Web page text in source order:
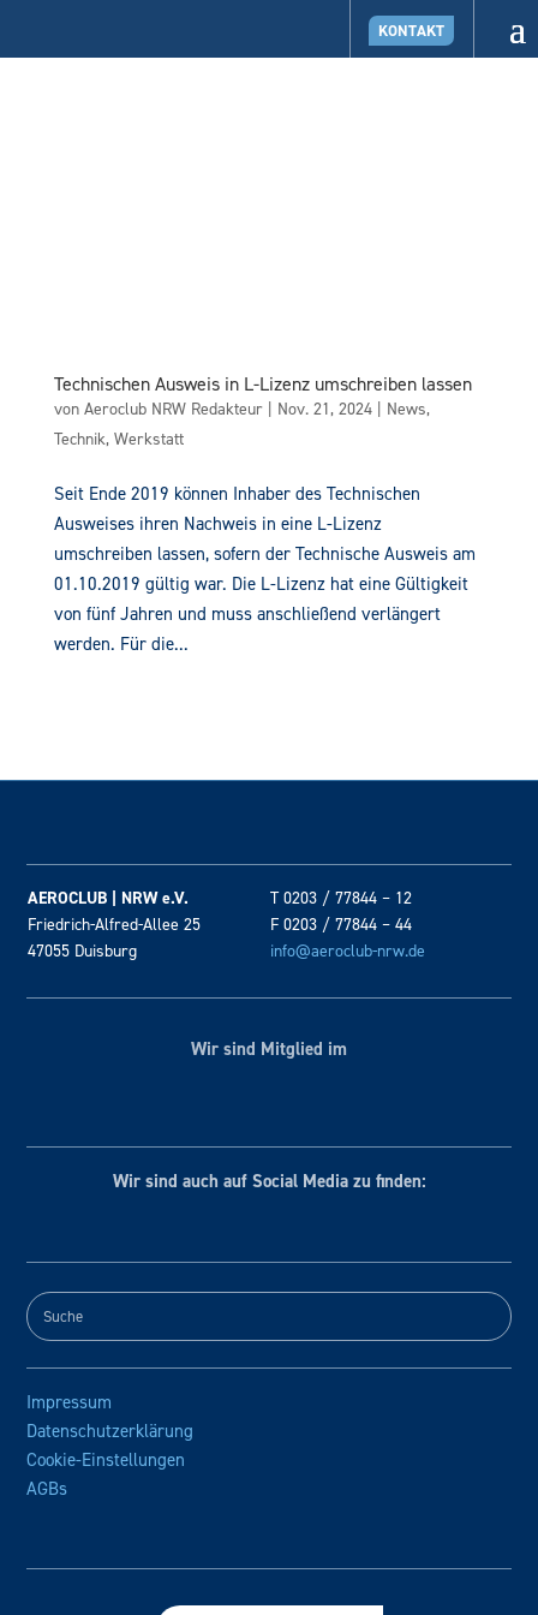
KONTAKT
Technischen Ausweis in L-Lizenz umschreiben lassen
von Aeroclub NRW Redakteur| Nov. 21, 2024| News,
Technik, Werkstatt
Seit Ende 2019 können Inhaber des Technischen
Ausweises ihren Nachweis in eine L-Lizenz
umschreiben lassen, sofern der Technische Ausweis am
01.10.2019 gültig war. Die L-Lizenz hat eine Gültigkeit
von fünf Jahren und muss anschließend verlängert
werden. Für die...
AEROCLUB | NRW e.V.
Friedrich-Alfred-Allee 25
47055 Duisburg
T 0203 / 77844 – 12
F 0203 / 77844 – 44
info@aeroclub-nrw.de
Wir sind Mitglied im
Wir sind auch auf Social Media zu finden:
Impressum
Datenschutzerklärung
Cookie-Einstellungen
AGBs